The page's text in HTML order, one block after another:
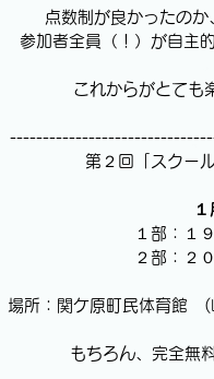
点数制が良かったの
参加者全員（！）が自主
これからがとても
第２回「スクー
１部：１
２部：２
場所：関ケ原町民体育館
もちろん、完全無